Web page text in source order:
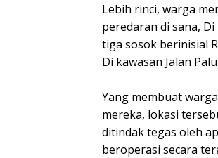
Lebih rinci, warga
peredaran di sana,
tiga sosok berinisial
Di kawasan Jalan
Yang membuat
mereka, lokasi
ditindak tegas oleh
beroperasi secara